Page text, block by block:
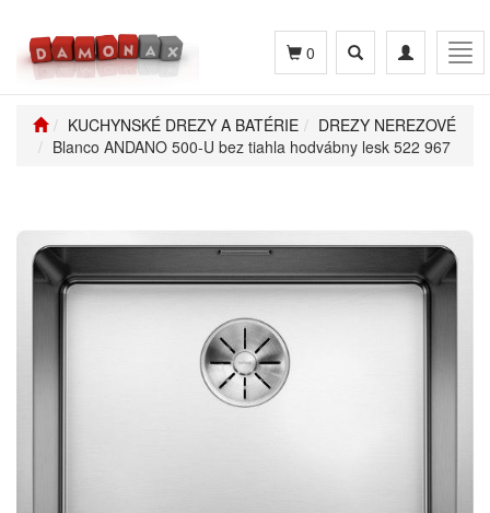
Toggle
navigation
Toggle
search
0
KUCHYNSKÉ DREZY A BATÉRIE
DREZY NEREZOVÉ
Blanco ANDANO 500-U bez tiahla hodvábny lesk 522 967